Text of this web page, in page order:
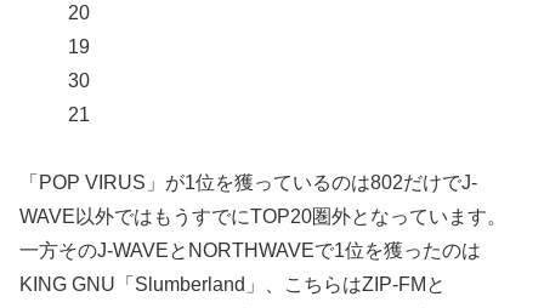
20
19
30
21
「POP VIRUS」が1位を獲っているのは802だけでJ-
WAVE以外ではもうすでにTOP20圏外となっています。
一方そのJ-WAVEとNORTHWAVEで1位を獲ったのは
KING GNU「Slumberland」、こちらはZIP-FMと